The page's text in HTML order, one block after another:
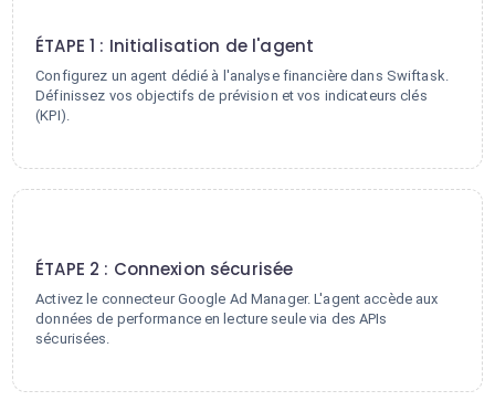
ÉTAPE 1 : Initialisation de l'agent
Configurez un agent dédié à l'analyse financière dans Swiftask.
Définissez vos objectifs de prévision et vos indicateurs clés
(KPI).
ÉTAPE 2 : Connexion sécurisée
Activez le connecteur Google Ad Manager. L'agent accède aux
données de performance en lecture seule via des APIs
sécurisées.